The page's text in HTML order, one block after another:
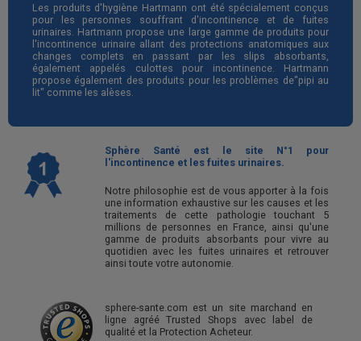
Les produits d'hygiène Hartmann ont été spécialement conçus
pour les personnes souffrant d'incontinence et de fuites
urinaires. Hartmann propose une large gamme de produits pour
l'incontinence urinaire allant des protections anatomiques aux
changes complets en passant par les slips absorbants,
également appelés culottes pour incontinence. Hartmann
propose également des produits pour les problèmes de"pipi au
lit" comme les alèses.
Sphère Santé est le site N°1 pour
l'incontinence et les fuites urinaires.
Notre philosophie est de vous apporter à la fois
une information exhaustive sur les causes et les
traitements de cette pathologie touchant 5
millions de personnes en France, ainsi qu'une
gamme de produits absorbants pour vivre au
quotidien avec les fuites urinaires et retrouver
ainsi toute votre autonomie.
sphere-sante.com est un site marchand en
ligne agréé Trusted Shops avec label de
qualité et la Protection Acheteur.